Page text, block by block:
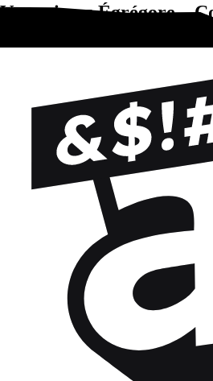
Vous aimez Égrégore –